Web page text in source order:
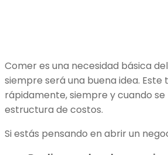
Comer es una necesidad básica
siempre será una buena idea.
rápidamente, siempre y cuando
estructura de costos.
Si estás pensando en abrir un